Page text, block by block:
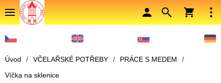
Úvod / VČELAŘSKÉ POTŘEBY / PRÁCE S MEDEM
/
Víčka na sklenice